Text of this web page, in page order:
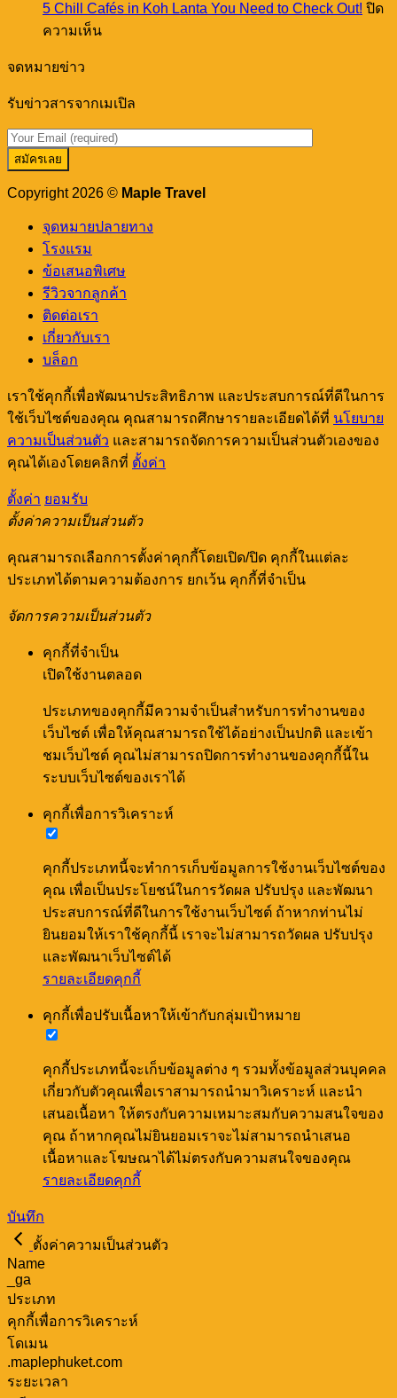
พา
ชิม
ร้าน
เด็ด
ภูเก็ต
เขา
หลัก
5 Chill Cafés in Koh Lanta You Need to Check Out! ปิด
ความเห็นบน
Koh
Lanta
You
Check
จดหมายข่าว
รับข่าวสารจากเมเปิล
Copyright 2026 © Maple Travel
จุดหมายปลายทาง
โรงแรม
ข้อเสนอพิเศษ
รีวิวจากลูกค้า
ติดต่อเรา
เกี่ยวกับเรา
บล็อก
เราใช้คุกกี้เพื่อพัฒนาประสิทธิภาพ และประสบการณ์ที่ดีในการ
ใช้เว็บไซต์ของคุณ คุณสามารถศึกษารายละเอียดได้ที่ นโยบาย
ความเป็นส่วนตัว และสามารถจัดการความเป็นส่วนตัวเองของ
คุณได้เองโดยคลิกที่ ตั้งค่า
ตั้งค่า ยอมรับ
ตั้งค่าความเป็นส่วนตัว
คุณสามารถเลือกการตั้งค่าคุกกี้โดยเปิด/ปิด คุกกี้ในแต่ละ
ประเภทได้ตามความต้องการ ยกเว้น คุกกี้ที่จำเป็น
จัดการความเป็นส่วนตัว
คุกกี้ที่จำเป็น
เปิดใช้งานตลอด
ประเภทของคุกกี้มีความจำเป็นสำหรับการทำงานของ
เว็บไซต์ เพื่อให้คุณสามารถใช้ได้อย่างเป็นปกติ และเข้า
ชมเว็บไซต์ คุณไม่สามารถปิดการทำงานของคุกกี้นี้ใน
ระบบเว็บไซต์ของเราได้
คุกกี้เพื่อการวิเคราะห์
คุกกี้ประเภทนี้จะทำการเก็บข้อมูลการใช้งานเว็บไซต์ของ
คุณ เพื่อเป็นประโยชน์ในการวัดผล ปรับปรุง และพัฒนา
ประสบการณ์ที่ดีในการใช้งานเว็บไซต์ ถ้าหากท่านไม่
ยินยอมให้เราใช้คุกกี้นี้ เราจะไม่สามารถวัดผล ปรับปรุง
และพัฒนาเว็บไซต์ได้
รายละเอียดคุกกี้
คุกกี้เพื่อปรับเนื้อหาให้เข้ากับกลุ่มเป้าหมาย
คุกกี้ประเภทนี้จะเก็บข้อมูลต่าง ๆ รวมทั้งข้อมูลส่วนบุคคล
เกี่ยวกับตัวคุณเพื่อเราสามารถนำมาวิเคราะห์ และนำ
เสนอเนื้อหา ให้ตรงกับความเหมาะสมกับความสนใจของ
คุณ ถ้าหากคุณไม่ยินยอมเราจะไม่สามารถนำเสนอ
เนื้อหาและโฆษณาได้ไม่ตรงกับความสนใจของคุณ
รายละเอียดคุกกี้
บันทึก
ตั้งค่าความเป็นส่วนตัว
Name
_ga
ประเภท
คุกกี้เพื่อการวิเคราะห์
โดเมน
.maplephuket.com
ระยะเวลา